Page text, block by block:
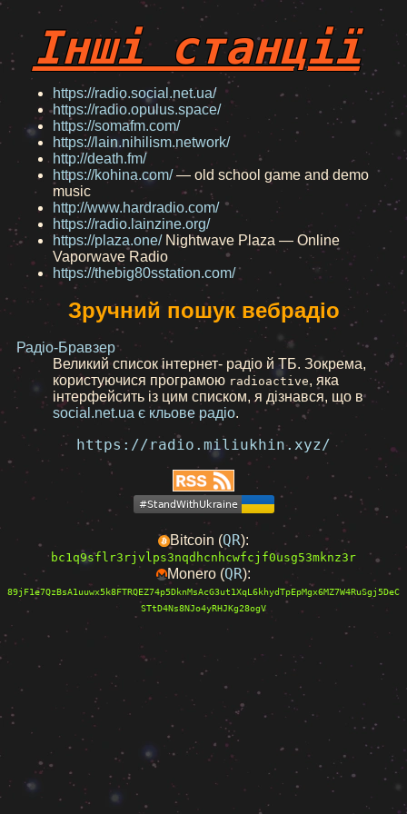
Інші станції
https://radio.social.net.ua/
https://radio.opulus.space/
https://somafm.com/
https://lain.nihilism.network/
http://death.fm/
https://kohina.com/— old school game and demo
music
http://www.hardradio.com/
https://radio.lainzine.org/
https://plaza.one/Nightwave Plaza — Online
Vaporwave Radio
https://thebig80sstation.com/
Зручний пошук вебрадіо
Радіо-Бравзер
Великий список інтернет- радіо й ТБ. Зокрема,
користуючися програмою radioactive, яка
інтерфейсить із цим списком, я дізнався, що в
social.net.ua є кльове радіо.
https://radio.miliukhin.xyz/
Bitcoin (QR):
bc1q9sflr3rjvlps3nqdhcnhcwfcjf0usg53mknz3r
Monero (QR):
89jF1e7QzBsA1uuwx5k8FTRQEZ74p5DknMsAcG3ut1XqL6khydTpEpMgx6MZ7W4RuSgj5DeC
STtD4Ns8NJo4yRHJKg28ogV